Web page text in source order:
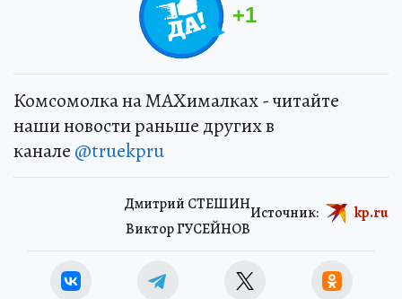
+1
Комсомолка на MAXималках - читайте
наши новости раньше других в
канале @truekpru
Дмитрий СТЕШИН
Виктор ГУСЕЙНОВ
Источник: kp.ru